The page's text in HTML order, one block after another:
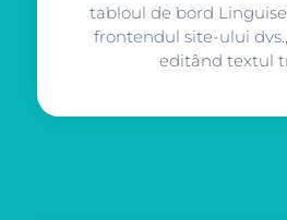
tabloul de bord
frontendul site-ului
editând textul